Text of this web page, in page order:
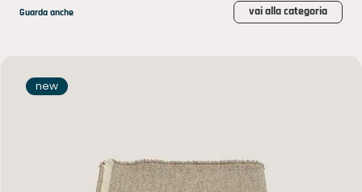
Guarda anche vai alla categoria
new